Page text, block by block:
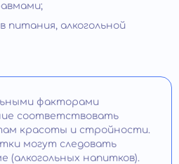
питания, алкогольной
факторами
соответствовать
красоты и стройности.
могут следовать
(алкогольных напитков).